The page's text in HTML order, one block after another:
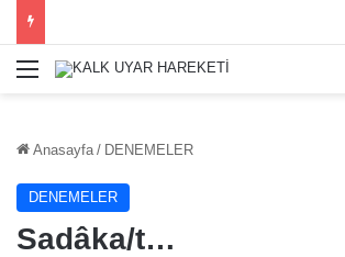
Menü
Anasayfa / DENEMELER
DENEMELER
Sadâka/t…